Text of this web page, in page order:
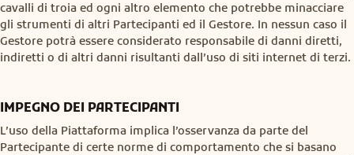
cavalli di troia ed ogni altro elemento che potrebbe minacciare
gli strumenti di altri Partecipanti ed il Gestore. In nessun caso il
Gestore potrà essere considerato responsabile di danni diretti,
indiretti o di altri danni risultanti dall’uso di siti internet di terzi.
IMPEGNO DEI PARTECIPANTI
L’uso della Piattaforma implica l’osservanza da parte del
Partecipante di certe norme di comportamento che si basano